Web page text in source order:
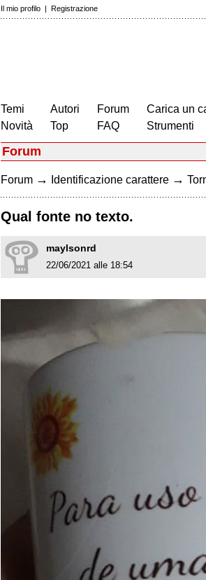
Il mio profilo | Registrazione
Temi
Novità
Autori
Top
Forum
FAQ
Carica un
Strumenti
Forum
Forum → Identificazione carattere →
Qual fonte no texto.
maylsonrd
22/06/2021 alle 18:54